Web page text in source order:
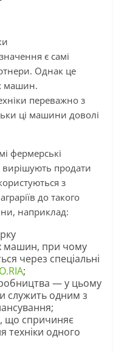
є самі
Однак це
машин.
переважно з
ці машини доволі
фермерські
вирішують продати
з
до такого
наприклад:
машин, при чому
через спеціальні
;
— у цьому
служить одним з
що спричиняє
техніки одного